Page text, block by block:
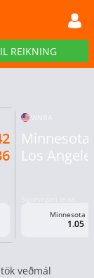
VIRTUAL
REIKNING
Minnesota
Los
Minnesota
1.05
veðmál